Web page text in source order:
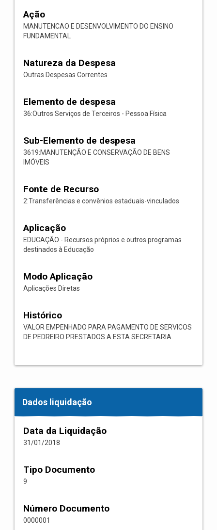
Ação
MANUTENCAO E DESENVOLVIMENTO DO ENSINO
FUNDAMENTAL
Natureza da Despesa
Outras Despesas Correntes
Elemento de despesa
36:Outros Serviços de Terceiros - Pessoa Física
Sub-Elemento de despesa
3619:MANUTENÇÃO E CONSERVAÇÃO DE BENS
IMÓVEIS
Fonte de Recurso
2:Transferências e convênios estaduais-vinculados
Aplicação
EDUCAÇÃO - Recursos próprios e outros programas
destinados à Educação
Modo Aplicação
Aplicações Diretas
Histórico
VALOR EMPENHADO PARA PAGAMENTO DE SERVICOS
DE PEDREIRO PRESTADOS A ESTA SECRETARIA.
Dados liquidação
Data da Liquidação
31/01/2018
Tipo Documento
9
Número Documento
0000001